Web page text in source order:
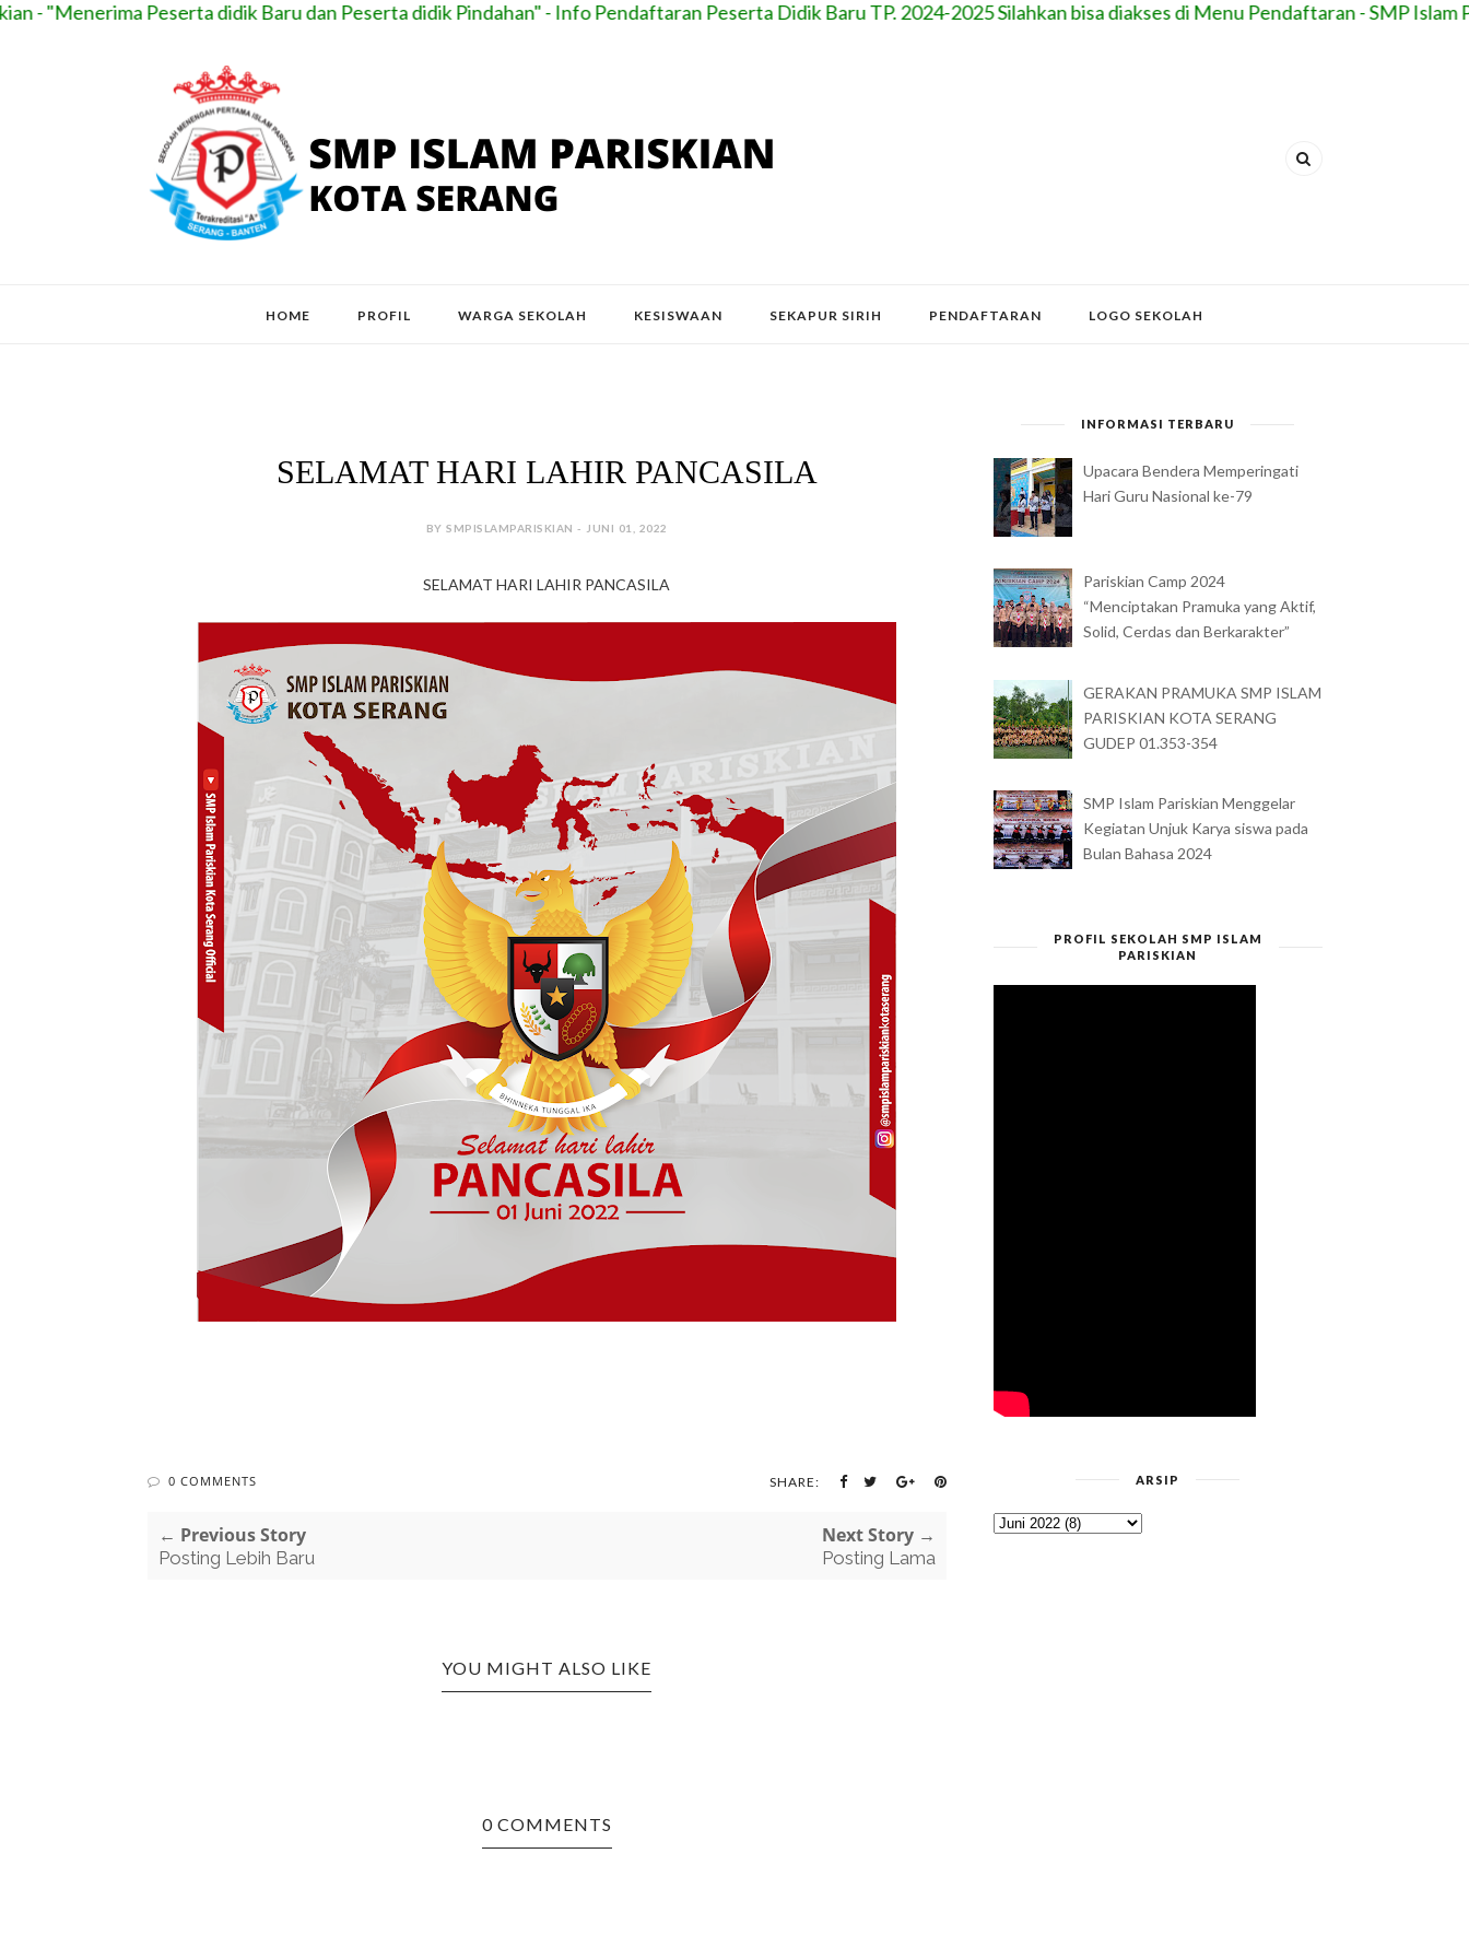
"Menerima Peserta didik Baru dan Peserta didik Pindahan" - Info Pendaftaran Peserta Didik Baru TP. 2024-2025 Silahkan bisa diakses di Menu Pendaftaran - SMP Islam
HOME PROFIL WARGA SEKOLAH KESISWAAN SEKAPUR SIRIH PENDAFTARAN LOGO SEKOLAH
SELAMAT HARI LAHIR PANCASILA
BY SMPISLAMPARISKIAN - JUNI 01, 2022
SELAMAT HARI LAHIR PANCASILA
0 COMMENTS SHARE:
← Previous Story
Posting Lebih Baru
Next Story →
Posting Lama
YOU MIGHT ALSO LIKE
0 COMMENTS
INFORMASI TERBARU
Upacara Bendera Memperingati
Hari Guru Nasional ke-79
Pariskian Camp 2024
“Menciptakan Pramuka yang Aktif,
Solid, Cerdas dan Berkarakter”
GERAKAN PRAMUKA SMP ISLAM
PARISKIAN KOTA SERANG
GUDEP 01.353-354
SMP Islam Pariskian Menggelar
Kegiatan Unjuk Karya siswa pada
Bulan Bahasa 2024
PROFIL SEKOLAH SMP ISLAM
PARISKIAN
ARSIP